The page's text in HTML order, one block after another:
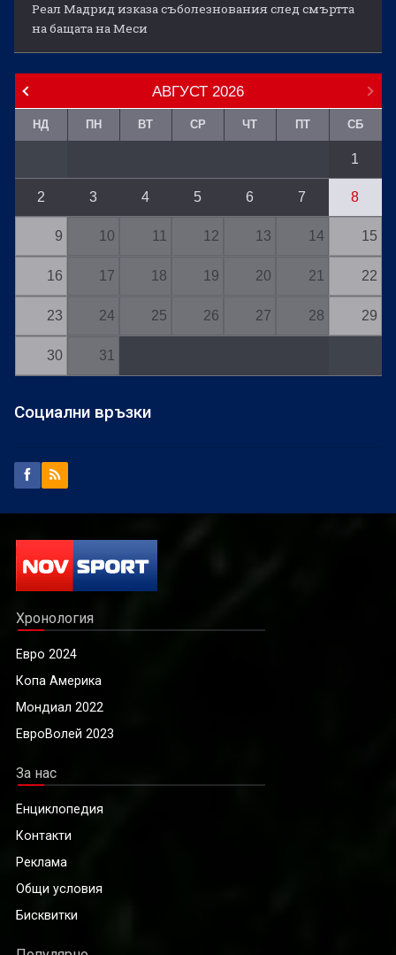
Реал Мадрид изказа съболезнования след смъртта
на бащата на Меси
АВГУСТ 2026
НД ПН ВТ СР ЧТ ПТ СБ
1
2 3 4 5 6 7 8
9 10 11 12 13 14 15
16 17 18 19 20 21 22
23 24 25 26 27 28 29
30 31
Социални връзки
Хронология
Евро 2024
Копа Америка
Мондиал 2022
ЕвроВолей 2023
За нас
Енциклопедия
Контакти
Реклама
Общи условия
Бисквитки